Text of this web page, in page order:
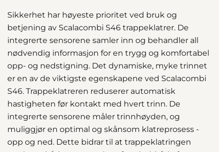
Sikkerhet har høyeste prioritet ved bruk og
betjening av Scalacombi S46 trappeklatrer. De
integrerte sensorene samler inn og behandler all
nødvendig informasjon for en trygg og komfortabel
opp- og nedstigning. Det dynamiske, myke trinnet
er en av de viktigste egenskapene ved Scalacombi
S46. Trappeklatreren reduserer automatisk
hastigheten før kontakt med hvert trinn. De
integrerte sensorene måler trinnhøyden, og
muliggjør en optimal og skånsom klatreprosess -
opp og ned. Dette bidrar til at trappeklatringen